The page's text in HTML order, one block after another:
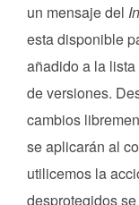
un mensaje del
esta disponible
añadido a la
de versiones.
cambios
se aplicarán al
utilicemos la
desprotegidos